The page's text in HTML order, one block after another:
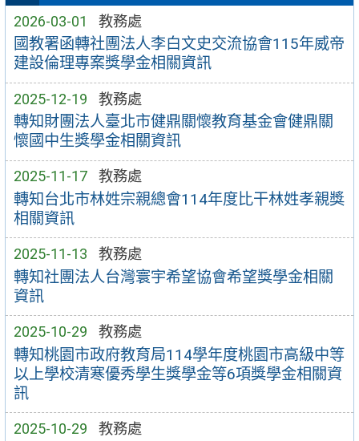
2026-03-01 教務處
國教署函轉社團法人李白文史交流協會115年威帝
建設倫理專案獎學金相關資訊
2025-12-19 教務處
轉知財團法人臺北市健鼎關懷教育基金會健鼎關
懷國中生獎學金相關資訊
2025-11-17 教務處
轉知台北市林姓宗親總會114年度比干林姓孝親獎
相關資訊
2025-11-13 教務處
轉知社團法人台灣寰宇希望協會希望獎學金相關
資訊
2025-10-29 教務處
轉知桃園市政府教育局114學年度桃園市高級中等
以上學校清寒優秀學生獎學金等6項獎學金相關資
訊
2025-10-29 教務處